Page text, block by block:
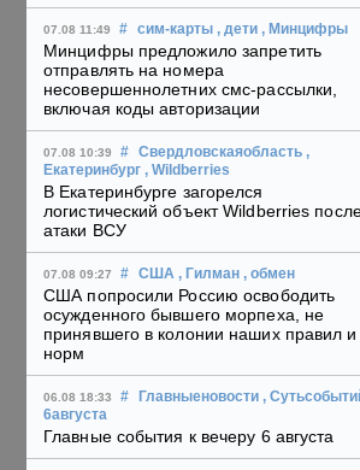
07.08 11:49 # сим-карты , дети , Минцифры
Минцифры предложило запретить
отправлять на номера
несовершеннолетних смс-рассылки,
включая коды авторизации
07.08 10:39 # Свердловскаяобласть ,
Екатеринбург , Wildberries
В Екатеринбурге загорелся
логистический объект Wildberries
атаки ВСУ
07.08 09:27 # США , Гилман , обмен
США попросили Россию освободить
осужденного бывшего морпеха, не
принявшего в колонии наших правил и
норм
06.08 18:33 # Главныеновости ,
6августа
Главные события к вечеру 6 августа